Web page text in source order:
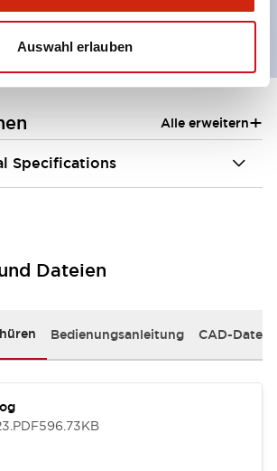
Auswahl erlauben
Alle erweitern+
Specifications
Dateien
Bedienungsanleitung CAD-
.PDF596.73KB